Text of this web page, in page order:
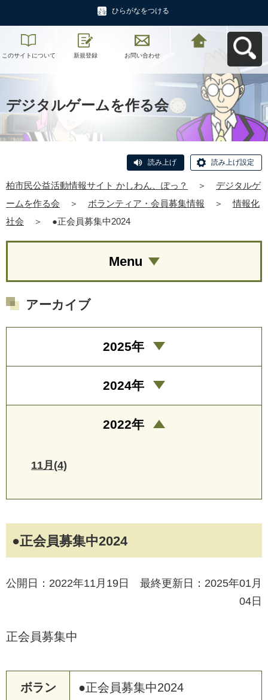
ひらがなをつける
このサイトについて 新規登録 お問い合わせ
デジタルゲームを作る会
読み上げ 読み上げ設定
柏市民公益活動情報サイト かしわん、ぽっ？ ＞
デジタルゲ
ームを作る会
＞ ボランティア・会員募集情報 ＞
情報化
社会
＞ ●正会員募集中2024
●正会員募集中2024
公開日：2022年11月19日 最終更新日：2025年01月
04日
正会員募集中
ボラン
●正会員募集中2024
Menu
アーカイブ
2025年
2024年
2022年
11月(4)